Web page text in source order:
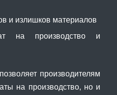
и излишков материалов
на производство и
производителям
на производство, но и